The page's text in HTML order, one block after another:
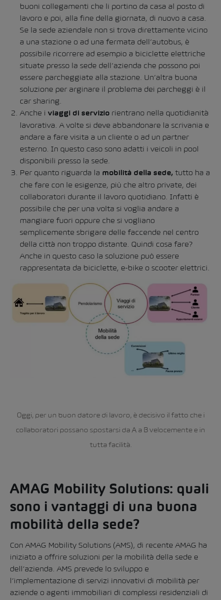
buoni collegamenti che li portino da casa al posto di
lavoro e poi, alla fine della giornata, di nuovo a casa.
Se la sede aziendale non si trova direttamente vicino
a una stazione o ad una fermata dell’autobus, è
possibile ricorrere ad esempio a biciclette elettriche
situate presso la sede dell’azienda che possono poi
essere parcheggiate alla stazione. Un’altra buona
soluzione per arginare il problema dei parcheggi è il
car sharing.
Anche i viaggi di servizio rientrano nella quotidianità
lavorativa. A volte si deve abbandonare la scrivania e
andare a fare visita a un cliente o ad un partner
esterno. In questo caso sono adatti i veicoli in pool
disponibili presso la sede.
Per quanto riguarda la mobilità della sede, tutto ha a
che fare con le esigenze, più che altro private, dei
collaboratori durante il lavoro quotidiano. Infatti è
possibile che per una volta si voglia andare a
mangiare fuori oppure che si vogliano
semplicemente sbrigare delle faccende nel centro
della città non troppo distante. Quindi cosa fare?
Anche in questo caso la soluzione può essere
rappresentata da biciclette, e-bike o scooter elettrici.
Oggi, per un buon datore di lavoro, è decisivo il fatto che i
collaboratori possano spostarsi da A a B velocemente e in
tutta facilità.
AMAG Mobility Solutions: quali
sono i vantaggi di una buona
mobilità della sede?
Con AMAG Mobility Solutions (AMS), di recente AMAG ha
iniziato a offrire soluzioni per la mobilità della sede e
dell’azienda. AMS prevede lo sviluppo e
l’implementazione di servizi innovativi di mobilità per
aziende o agenti immobiliari di complessi residenziali di